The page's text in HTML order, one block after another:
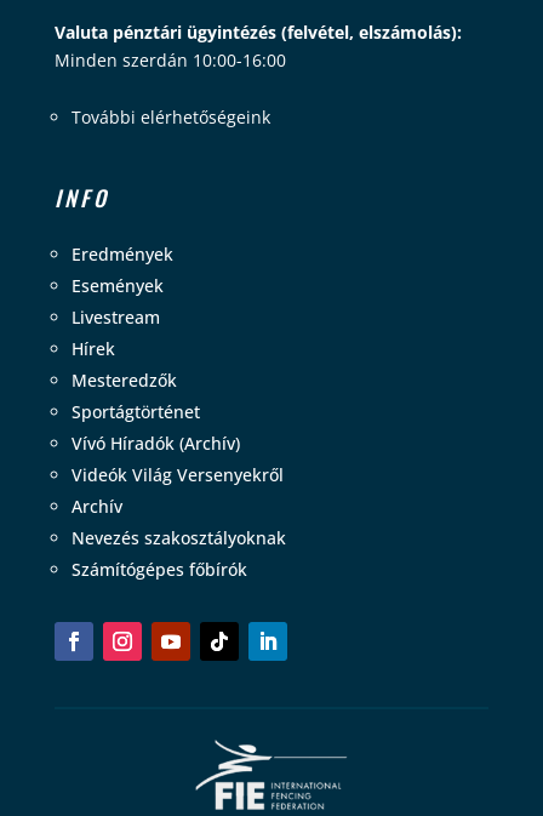
Valuta pénztári ügyintézés (felvétel, elszámolás):
Minden szerdán 10:00-16:00
További elérhetőségeink
INFO
Eredmények
Események
Livestream
Hírek
Mesteredzők
Sportágtörténet
Vívó Híradók (Archív)
Videók Világ Versenyekről
Archív
Nevezés szakosztályoknak
Számítógépes főbírók